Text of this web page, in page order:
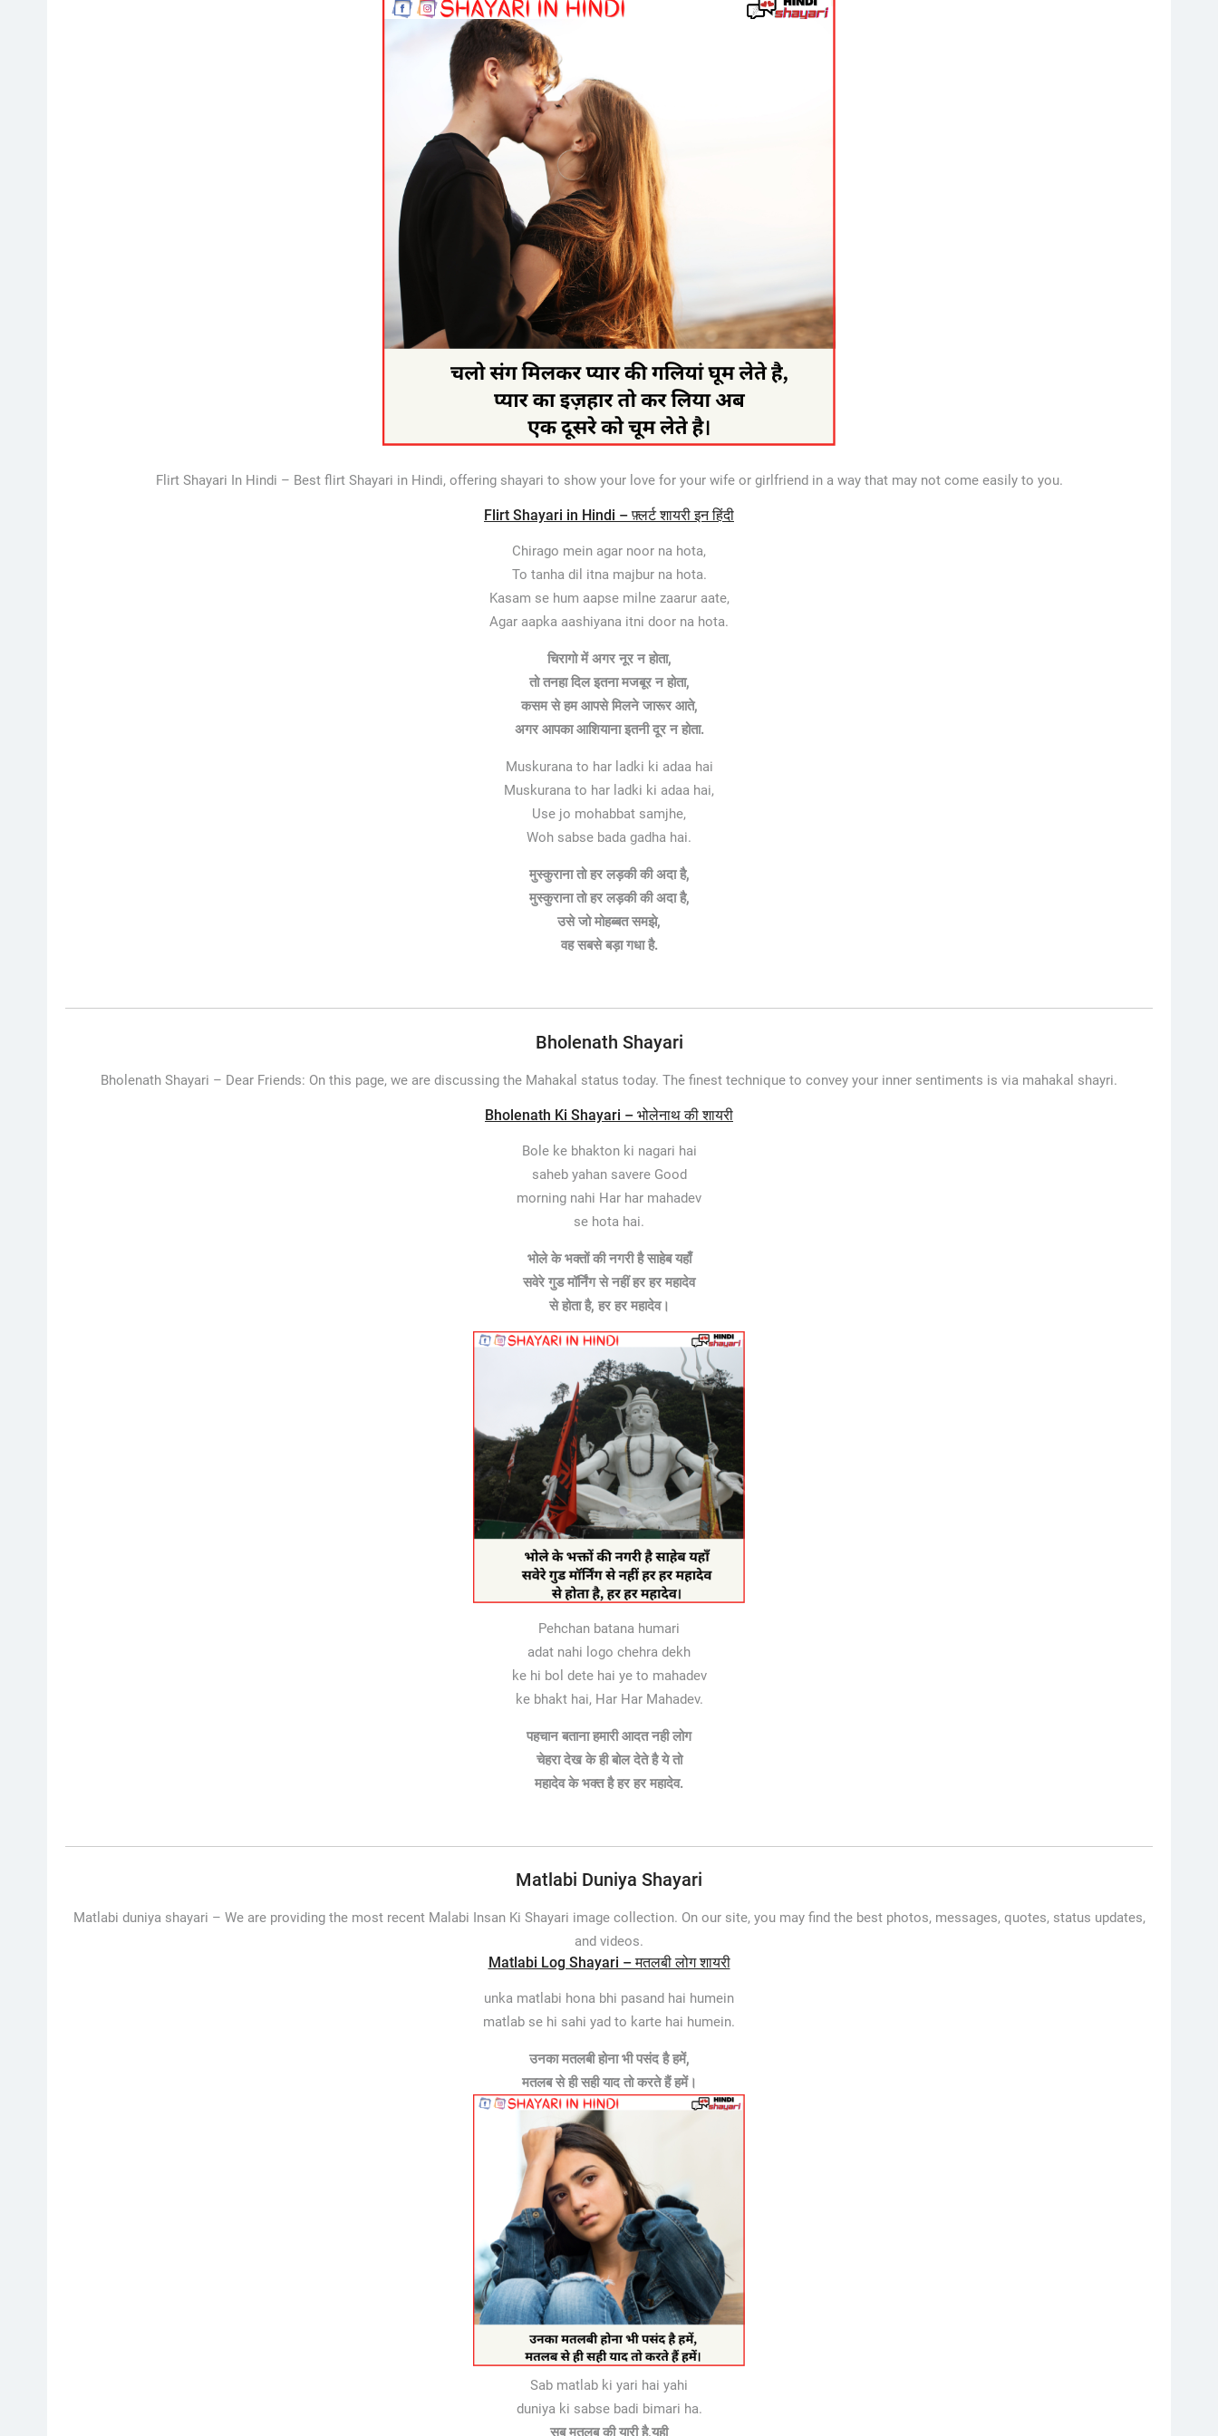
Flirt Shayari In Hindi – Best flirt Shayari in Hindi, offering shayari to show your love for your wife or girlfriend in a way that may not come easily to you.
Flirt Shayari in Hindi – फ़्लर्ट शायरी इन हिंदी
Chirago mein agar noor na hota,
To tanha dil itna majbur na hota.
Kasam se hum aapse milne zaarur aate,
Agar aapka aashiyana itni door na hota.
चिरागो में अगर नूर न होता,
तो तनहा दिल इतना मजबूर न होता,
कसम से हम आपसे मिलने जारूर आते,
अगर आपका आशियाना इतनी दूर न होता.
Muskurana to har ladki ki adaa hai
Muskurana to har ladki ki adaa hai,
Use jo mohabbat samjhe,
Woh sabse bada gadha hai.
मुस्कुराना तो हर लड़की की अदा है,
मुस्कुराना तो हर लड़की की अदा है,
उसे जो मोहब्बत समझे,
वह सबसे बड़ा गधा है.
Bholenath Shayari
Bholenath Shayari – Dear Friends: On this page, we are discussing the Mahakal status today. The finest technique to convey your inner sentiments is via mahakal shayri.
Bholenath Ki Shayari – भोलेनाथ की शायरी
Bole ke bhakton ki nagari hai
saheb yahan savere Good
morning nahi Har har mahadev
se hota hai.
भोले के भक्तों की नगरी है साहेब यहाँ
सवेरे गुड मॉर्निंग से नहीं हर हर महादेव
से होता है, हर हर महादेव।
Pehchan batana humari
adat nahi logo chehra dekh
ke hi bol dete hai ye to mahadev
ke bhakt hai, Har Har Mahadev.
पहचान बताना हमारी आदत नही लोग
चेहरा देख के ही बोल देते है ये तो
महादेव के भक्त है हर हर महादेव.
Matlabi Duniya Shayari
Matlabi duniya shayari – We are providing the most recent Malabi Insan Ki Shayari image collection. On our site, you may find the best photos, messages, quotes, status updates,
and videos.
Matlabi Log Shayari – मतलबी लोग शायरी
unka matlabi hona bhi pasand hai humein
matlab se hi sahi yad to karte hai humein.
उनका मतलबी होना भी पसंद है हमें,
मतलब से ही सही याद तो करते हैं हमें।
Sab matlab ki yari hai yahi
duniya ki sabse badi bimari ha.
सब मतलब की यारी है,यही